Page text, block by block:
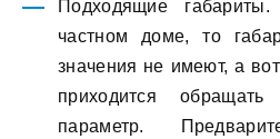
Подходящие
частном доме, то
значения не имеют, а
приходится
параметр.